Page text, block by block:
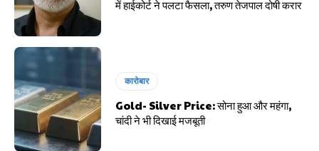
में हाईकोर्ट ने पलटा फैसला, तरुण तेजपाल दोषी करार
कारोबार
Gold- Silver Price: सोना हुआ और महंगा,
चांदी ने भी दिखाई मजबूती